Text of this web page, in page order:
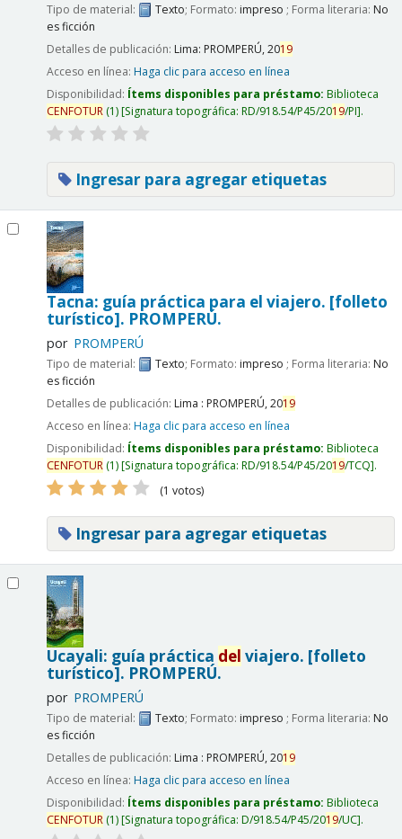
Tipo de material: Texto; Formato: impreso ; Forma literaria: No
es ficción
Detalles de publicación: Lima: PROMPERÚ,2019
Acceso en línea: Haga clic para acceso en línea
Disponibilidad: Ítems disponibles para préstamo: Biblioteca
CENFOTUR(1) Signatura topográfica: RD/918.54/P45/2019/PI .
Ingresar para agregar etiquetas
Tacna: guía práctica para el viajero. [folleto
turístico]. PROMPERÚ.
por PROMPERÚ
Tipo de material: Texto; Formato: impreso ; Forma literaria: No
es ficción
Detalles de publicación: Lima : PROMPERÚ,2019
Acceso en línea: Haga clic para acceso en línea
Disponibilidad: Ítems disponibles para préstamo: Biblioteca
CENFOTUR(1) Signatura topográfica: RD/918.54/P45/2019/TCQ .
(1 votos)
Ingresar para agregar etiquetas
Ucayali: guía práctica del viajero. [folleto
turístico]. PROMPERÚ.
por PROMPERÚ
Tipo de material: Texto; Formato: impreso ; Forma literaria: No
es ficción
Detalles de publicación: Lima : PROMPERÚ,2019
Acceso en línea: Haga clic para acceso en línea
Disponibilidad: Ítems disponibles para préstamo: Biblioteca
CENFOTUR(1) Signatura topográfica: D/918.54/P45/2019/UC .